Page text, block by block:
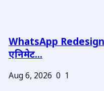
WhatsApp
एनिमेट...
Aug 6, 2026 0 1